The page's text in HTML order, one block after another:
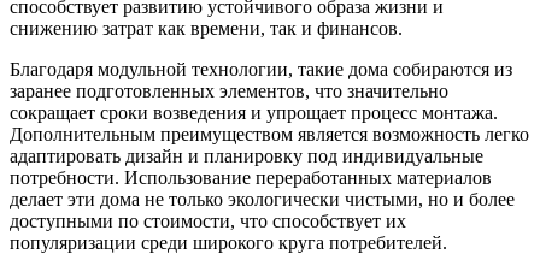
способствует развитию устойчивого образа жизни и
снижению затрат как времени, так и финансов.
Благодаря модульной технологии, такие дома собираются из
заранее подготовленных элементов, что значительно
сокращает сроки возведения и упрощает процесс монтажа.
Дополнительным преимуществом является возможность легко
адаптировать дизайн и планировку под индивидуальные
потребности. Использование переработанных материалов
делает эти дома не только экологически чистыми, но и более
доступными по стоимости, что способствует их
популяризации среди широкого круга потребителей.